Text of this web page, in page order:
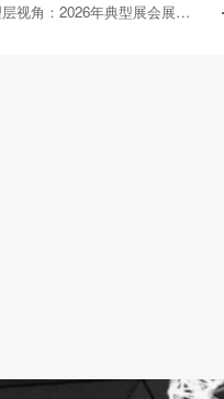
新手企业管理层视角：2026年典型展会展台搭建案例深度剖析